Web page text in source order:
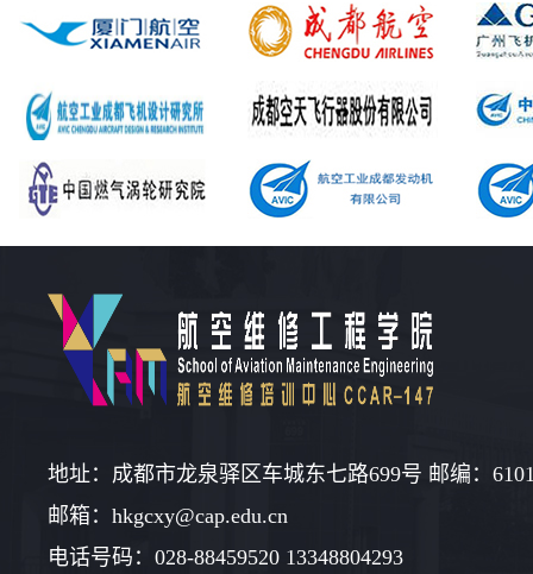
地址：成都市龙泉驿区车城东七路699号 邮编：
邮箱：hkgcxy@cap.edu.cn
电话号码：028-88459520 13348804293